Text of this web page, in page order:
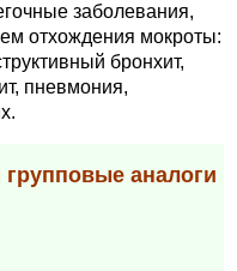
заболевания,
отхождения мокроты:
бронхит,
пневмония,
аналоги